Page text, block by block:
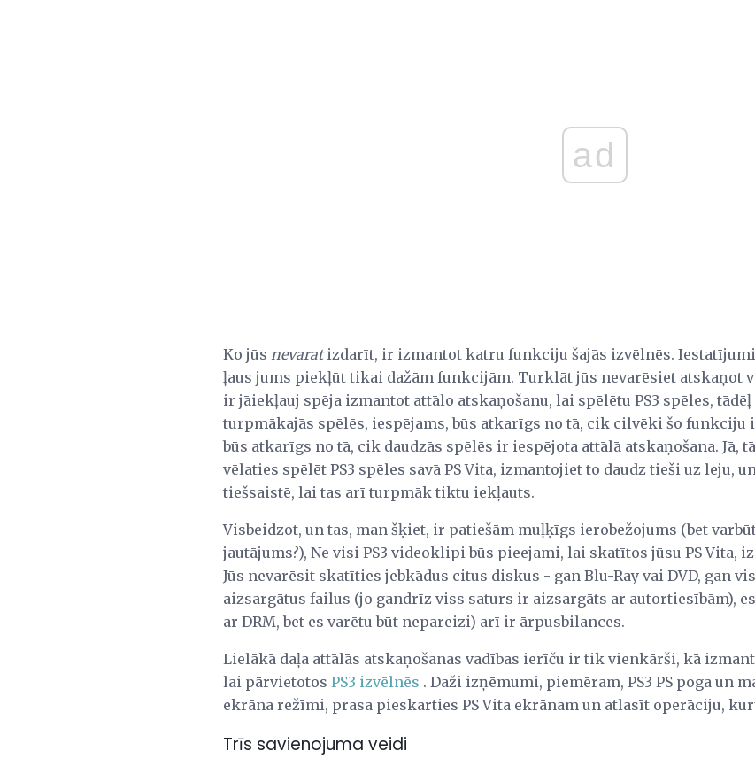
ad
Ko jūs nevaratizdarīt, ir izmantot katru funkciju šajās izvēlnēs. Iestatījumi,
ļaus jums piekļūt tikai dažām funkcijām. Turklāt jūs nevarēsiet atskaņot
ir jāiekļauj spēja izmantot attālo atskaņošanu, lai spēlētu PS3 spēles,
turpmākajās spēlēs, iespējams, būs atkarīgs no tā, cik cilvēki šo funkciju
būs atkarīgs no tā, cik daudzās spēlēs ir iespējota attālā atskaņošana. Jā,
vēlaties spēlēt PS3 spēles savā PS Vita, izmantojiet to daudz tieši uz leju,
tiešsaistē, lai tas arī turpmāk tiktu iekļauts.
Visbeidzot, un tas, man šķiet, ir patiešām muļķīgs ierobežojums (bet
jautājums?), Ne visi PS3 videoklipi būs pieejami, lai skatītos jūsu PS Vita,
Jūs nevarēsit skatīties jebkādus citus diskus - gan Blu-Ray vai DVD, gan
aizsargātus failus (jo gandrīz viss saturs ir aizsargāts ar autortiesībām),
ar DRM, bet es varētu būt nepareizi) arī ir ārpusbilances.
Lielākā daļa attālās atskaņošanas vadības ierīču ir tik vienkārši, kā
lai pārvietotos PS3 izvēlnēs . Daži izņēmumi, piemēram, PS3 PS poga un
ekrāna režīmi, prasa pieskarties PS Vita ekrānam un atlasīt operāciju,
Trīs savienojuma veidi